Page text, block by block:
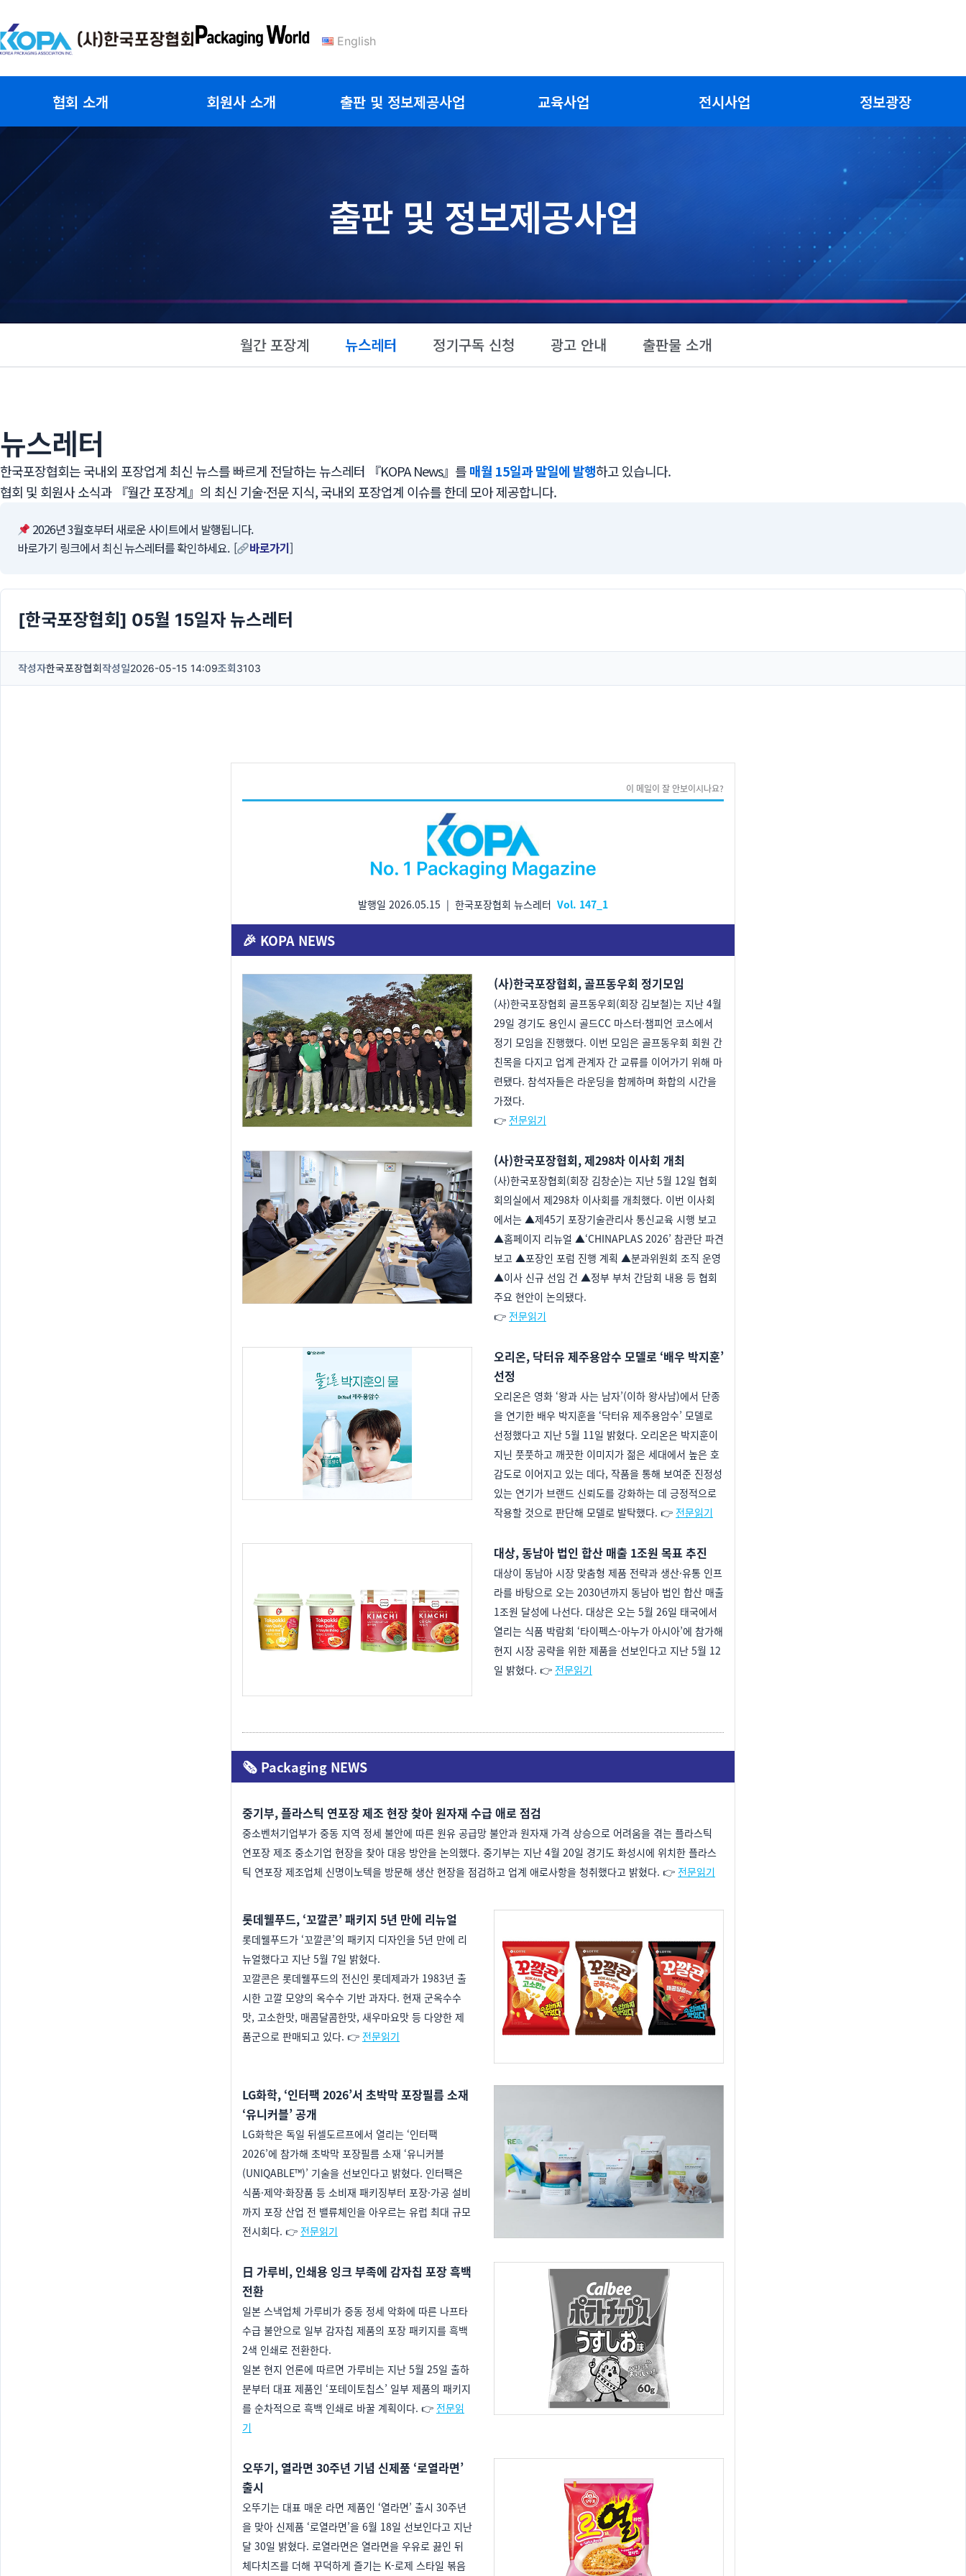
텐
츠
English
협회 소개 회원사 소개 출판 및 정보제공사업 교육사업 전시사업 정보광장
출판 및 정보제공사업
월간 포장계 뉴스레터 정기구독 신청 광고 안내 출판물 소개
뉴스레터
한국포장협회는 국내외 포장업계 최신 뉴스를 빠르게 전달하는 뉴스레터 『KOPA News』를매월 15일과 말일에 발행하고 있습니다.
협회 및 회원사 소식과 『월간 포장계』의 최신 기술·전문 지식, 국내외 포장업계 이슈를 한데 모아 제공합니다.
2026년 3월호부터 새로운 사이트에서 발행됩니다.
바로가기 링크에서 최신 뉴스레터를 확인하세요. [
바로가기]
[한국포장협회] 05월 15일자 뉴스레터
작성자한국포장협회작성일2026-05-15 14:09조회 3103